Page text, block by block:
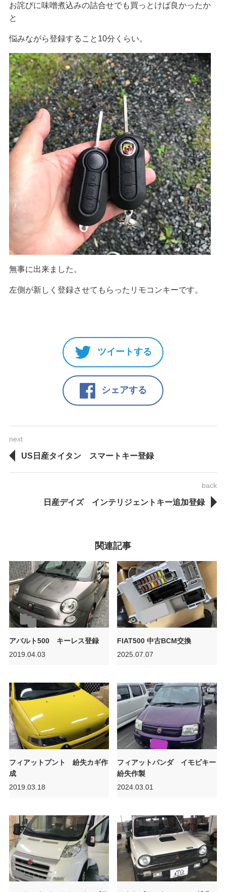
お詫びに味噌煮込みの詰合せでも買っとけば良かったか
と
悩みながら登録すること10分くらい。
無事に出来ました。
左側が新しく登録させてもらったリモコンキーです。
ツイートする
シェアする
next
US日産タイタン スマートキー登録
back
日産デイズ インテリジェントキー追加登録
関連記事
アバルト500 キーレス登録
2019.04.03
FIAT500 中古BCM交換
2025.07.07
フィアットプント 紛失カギ作
成
2019.03.18
フィアットパンダ イモビキー
紛失作製
2024.03.01